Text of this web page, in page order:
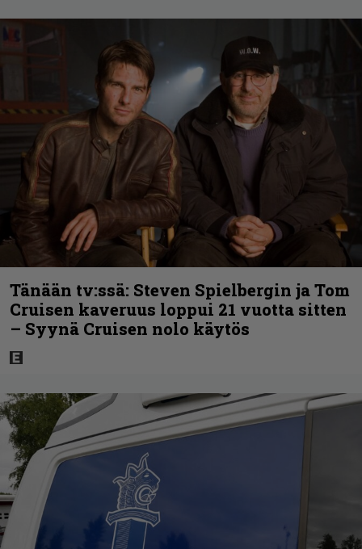
Tänään tv:ssä: Steven Spielbergin ja Tom
Cruisen kaveruus loppui 21 vuotta sitten
– Syynä Cruisen nolo käytös